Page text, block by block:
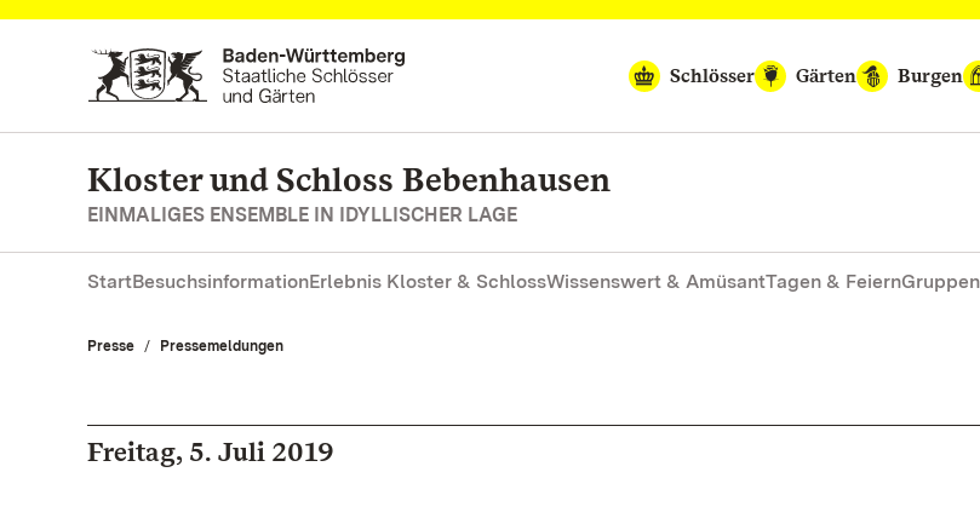
Zum Hauptinhalt springen
Schlösser
Gärten Burgen
Kloster und Schloss Bebenhausen
EINMALIGES ENSEMBLE IN IDYLLISCHER LAGE
StartBesuchsinformationErlebnis Kloster & SchlossWissenswert & AmüsantTagen & Feiern
Presse Pressemeldungen
Freitag, 5. Juli 2019